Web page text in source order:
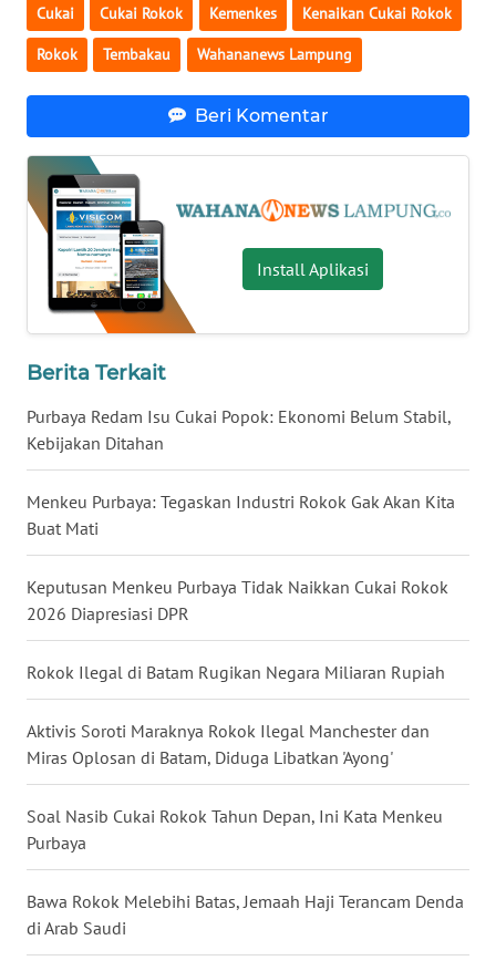
Cukai Cukai Rokok Kemenkes Kenaikan Cukai Rokok
Rokok Tembakau Wahananews Lampung
Beri Komentar
Install Aplikasi
Berita Terkait
Purbaya Redam Isu Cukai Popok: Ekonomi Belum Stabil,
Kebijakan Ditahan
Menkeu Purbaya: Tegaskan Industri Rokok Gak Akan Kita
Buat Mati
Keputusan Menkeu Purbaya Tidak Naikkan Cukai Rokok
2026 Diapresiasi DPR
Rokok Ilegal di Batam Rugikan Negara Miliaran Rupiah
Aktivis Soroti Maraknya Rokok Ilegal Manchester dan
Miras Oplosan di Batam, Diduga Libatkan 'Ayong'
Soal Nasib Cukai Rokok Tahun Depan, Ini Kata Menkeu
Purbaya
Bawa Rokok Melebihi Batas, Jemaah Haji Terancam Denda
di Arab Saudi
WN
SULBAR
WN
WN
SUMBAR
WN
SUMSEL
WN
BENGKULU
WN
LAMPUNG
WN
JATENG
WN
NUSANTARA
WN
WN
BALI
WN
KALBAR